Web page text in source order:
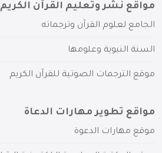
مواقع نشر وتعليم القرآن الكريم
الجامع لعلوم القرآن وترجماته
السنة النبوية وعلومها
موقع الترجمات الصوتية للقرآن الكريم
مواقع تطوير مهارات الدعاة
موقع مهارات الدعوة